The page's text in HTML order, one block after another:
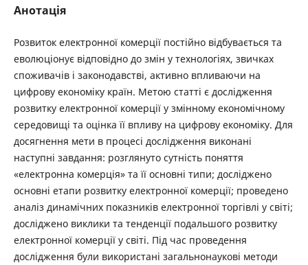
Анотація
Розвиток електронної комерції постійно відбувається та
еволюціонує відповідно до змін у технологіях, звичках
споживачів і законодавстві, активно впливаючи на
цифрову економіку країн. Метою статті є дослідження
розвитку електронної комерції у змінному економічному
середовищі та оцінка її впливу на цифрову економіку. Для
досягнення мети в процесі дослідження виконані
наступні завдання: розглянуто сутність поняття
«електронна комерція» та її основні типи; досліджено
основні етапи розвитку електронної комерції; проведено
аналіз динамічних показників електронної торгівлі у світі;
досліджено виклики та тенденції подальшого розвитку
електронної комерції у світі. Під час проведення
дослідження були використані загальнонаукові методи